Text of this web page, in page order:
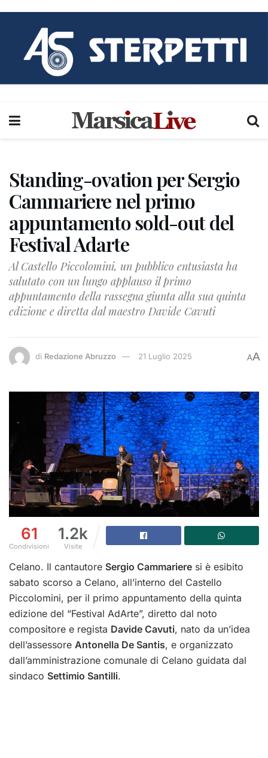
Standing-ovation per Sergio
Cammariere nel primo
appuntamento sold-out del
Festival Adarte
Al Castello Piccolomini, un pubblico entusiasta ha
salutato con un lungo applauso il primo
appuntamento della rassegna giunta alla sua quinta
edizione e diretta dal maestro Davide Cavuti
di Redazione Abruzzo 21 Luglio 2025 AA
61
Condivisioni
1.2k
Visite
Celano. Il cantautore Sergio Cammariere si è esibito
sabato scorso a Celano, all’interno del Castello
Piccolomini, per il primo appuntamento della quinta
edizione del “Festival AdArte”, diretto dal noto
compositore e regista Davide Cavuti, nato da un’idea
dell’assessore Antonella De Santis, e organizzato
dall’amministrazione comunale di Celano guidata dal
sindaco Settimio Santilli.